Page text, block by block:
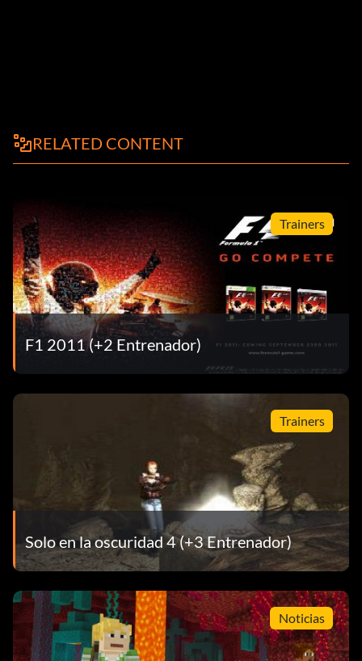
RELATED CONTENT
Trainers
F1 2011 (+2 Entrenador)
Trainers
Solo en la oscuridad 4 (+3 Entrenador)
Noticias